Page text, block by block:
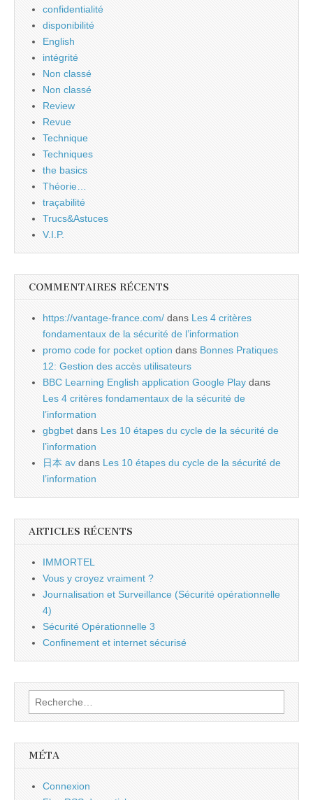
confidentialité
disponibilité
English
intégrité
Non classé
Non classé
Review
Revue
Technique
Techniques
the basics
Théorie…
traçabilité
Trucs&Astuces
V.I.P.
COMMENTAIRES RÉCENTS
https://vantage-france.com/ dans Les 4 critères
fondamentaux de la sécurité de l’information
promo code for pocket option dans Bonnes Pratiques
12: Gestion des accès utilisateurs
BBC Learning English application Google Play dans
Les 4 critères fondamentaux de la sécurité de
l’information
gbgbet dans Les 10 étapes du cycle de la sécurité de
l’information
日本 av dans Les 10 étapes du cycle de la sécurité de
l’information
ARTICLES RÉCENTS
IMMORTEL
Vous y croyez vraiment ?
Journalisation et Surveillance (Sécurité opérationnelle
4)
Sécurité Opérationnelle 3
Confinement et internet sécurisé
Rechercher :
MÉTA
Connexion